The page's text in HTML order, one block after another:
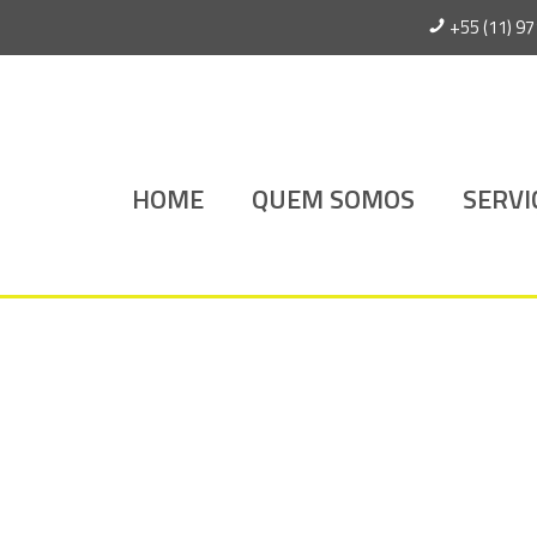
+55 (11)
HOME QUEM SOMOS